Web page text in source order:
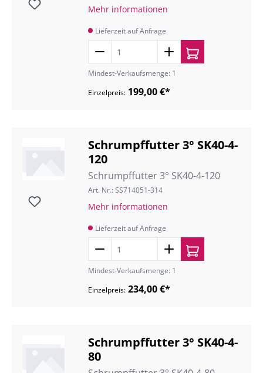
Mehr informationen
Lieferzeit auf Anfrage
Mindest-Verkaufsmenge: 1
Einzelpreis: 199,00 €*
Schrumpffutter 3° SK40-4-
120
Schrumpffutter 3° SK40-4-120
Art. Nr.: SS714051-314
Mehr informationen
Lieferzeit auf Anfrage
Mindest-Verkaufsmenge: 1
Einzelpreis: 234,00 €*
Schrumpffutter 3° SK40-4-
80